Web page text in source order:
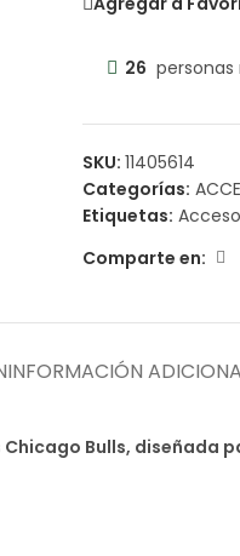
26
SKU: 11405614
Categorías:
Etiquetas:
Comparte en:
INFORMACIÓN
Bulls, diseñada